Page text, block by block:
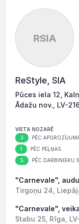
RSIA
ReStyle, SIA
Pūces iela 12,
Ādažu nov., LV-
VIETA NOZARĒ
3 PĒC
1 PĒC PEĻŅAS
5 PĒC DARBINIEKU
"Carnevale",
Tirgoņu 24,
"Carnevale",
Stabu 25, Rīga,